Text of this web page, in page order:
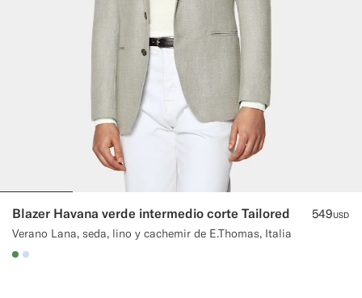
Blazer Havana verde intermedio corte Tailored
Verano Lana, seda, lino y cachemir de E.Thomas, Italia
549USD
#4D8C57
#CCDCF9